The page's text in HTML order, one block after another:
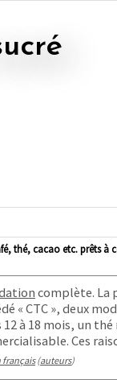
thé, cacao etc. prêts à
complète. La
« CTC », deux
à 18 mois, un
Ces
français(auteurs)